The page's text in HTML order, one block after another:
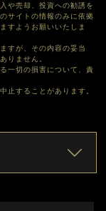
や売却、投資への勧誘を
サイトの情報のみに依拠
すようお願いいたしま
すが、その内容の妥当
りません。
一切の損害について、責
止することがあります。